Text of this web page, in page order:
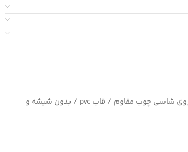
چاپ بسیار با کیفیت کاغذ سیلک عکاسی / بر روی شاسی چوب مقاوم / قاب pvc / بدون شیشه و